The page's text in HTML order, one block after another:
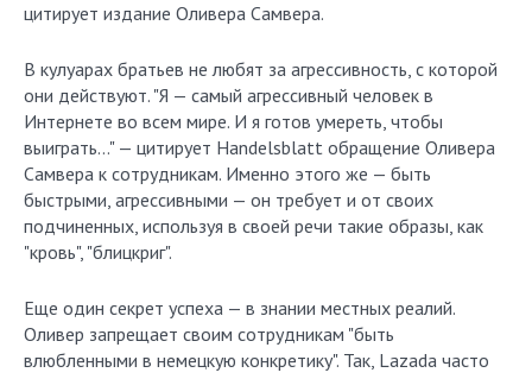
цитирует издание Оливера Самвера.
В кулуарах братьев не любят за агрессивность, с которой
они действуют. "Я — самый агрессивный человек в
Интернете во всем мире. И я готов умереть, чтобы
выиграть…" — цитирует Handelsblatt обращение Оливера
Самвера к сотрудникам. Именно этого же — быть
быстрыми, агрессивными — он требует и от своих
подчиненных, используя в своей речи такие образы, как
"кровь", "блицкриг".
Еще один секрет успеха — в знании местных реалий.
Оливер запрещает своим сотрудникам "быть
влюбленными в немецкую конкретику". Так, Lazada часто